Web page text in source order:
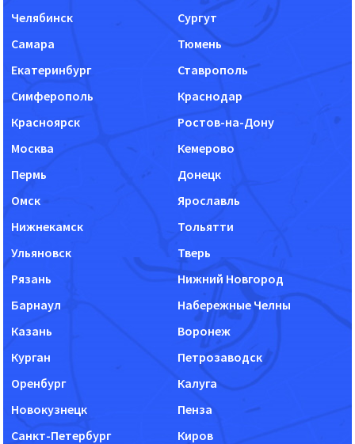
Челябинск
Сургут
Самара
Тюмень
Екатеринбург
Ставрополь
Симферополь
Краснодар
Красноярск
Ростов-на-Дону
Москва
Кемерово
Пермь
Донецк
Омск
Ярославль
Нижнекамск
Тольятти
Ульяновск
Тверь
Рязань
Нижний Новгород
Барнаул
Набережные Челны
Казань
Воронеж
Курган
Петрозаводск
Оренбург
Калуга
Новокузнецк
Пенза
Санкт-Петербург
Киров